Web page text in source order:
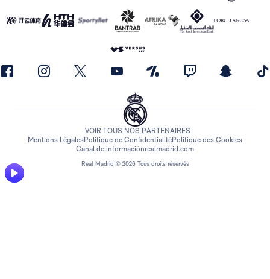
Real Madrid © 2026 Tous droits réservés
VOIR TOUS NOS PARTENAIRES
Mentions LégalesPolitique de ConfidentialitéPolitique des Cookies
Canal de informaciónrealmadrid.com